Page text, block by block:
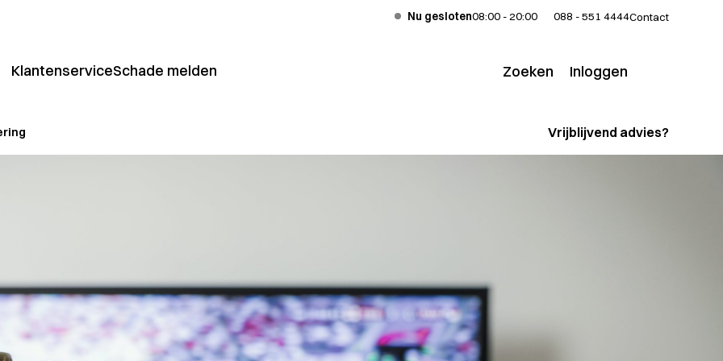
Nu gesloten08:00 - 20:00 088 - 551 4444Contact
Bromfietsverzekering
Bekijk de mogelijkheden
Bekijk al onze
KlantenserviceSchade melden Zoeken Inloggen
Vrijblijvend advies?